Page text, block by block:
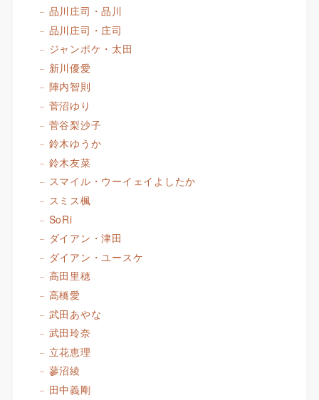
品川庄司・品川
品川庄司・庄司
ジャンポケ・太田
新川優愛
陣内智則
菅沼ゆり
菅谷梨沙子
鈴木ゆうか
鈴木友菜
スマイル・ウーイェイよしたか
スミス楓
SoRi
ダイアン・津田
ダイアン・ユースケ
高田里穂
高橋愛
武田あやな
武田玲奈
立花恵理
蓼沼綾
田中義剛